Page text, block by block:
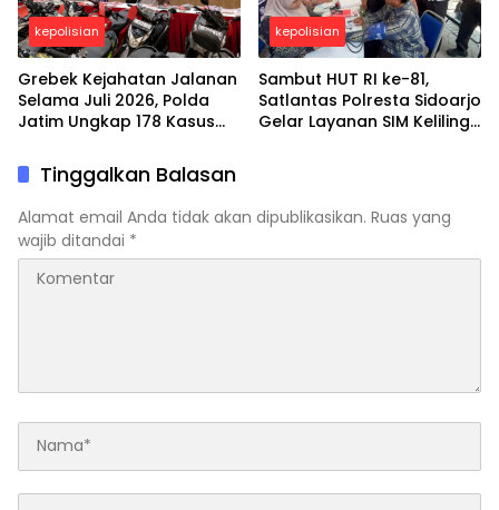
kepolisian
Grebek Kejahatan Jalanan
Selama Juli 2026, Polda
Jatim Ungkap 178 Kasus
Tersangka
kepolisian
Sambut HUT RI ke-81,
Satlantas Polresta Sidoarjo
Gelar Layanan SIM Keliling
Tinggalkan Balasan
Alamat email Anda tidak akan dipublikasikan. Ruas yang
wajib ditandai *